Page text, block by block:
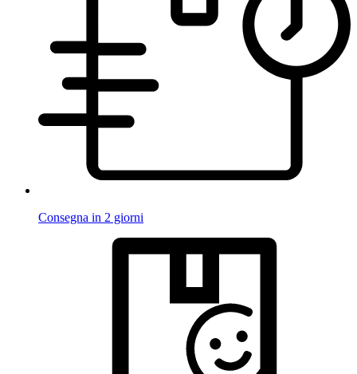
Consegna in 2 giorni